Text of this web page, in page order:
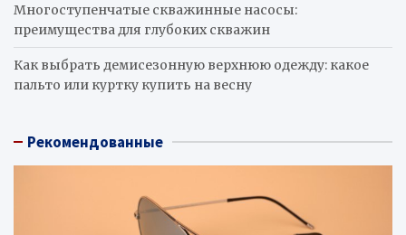
Многоступенчатые скважинные насосы:
преимущества для глубоких скважин
Как выбрать демисезонную верхнюю одежду: какое
пальто или куртку купить на весну
Рекомендованные